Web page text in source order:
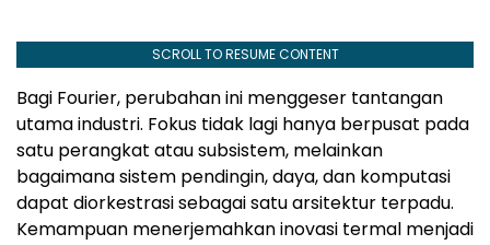
SCROLL TO RESUME CONTENT
Bagi Fourier, perubahan ini menggeser tantangan
utama industri. Fokus tidak lagi hanya berpusat pada
satu perangkat atau subsistem, melainkan
bagaimana sistem pendingin, daya, dan komputasi
dapat diorkestrasi sebagai satu arsitektur terpadu.
Kemampuan menerjemahkan inovasi termal menjadi